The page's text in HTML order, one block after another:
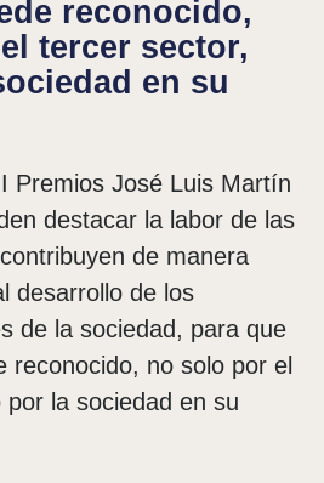
reconocido,
tercer sector,
en su
Premios José Luis Martín
destacar la labor de las
de manera
desarrollo de los
de la sociedad, para que
reconocido, no solo por el
la sociedad en su